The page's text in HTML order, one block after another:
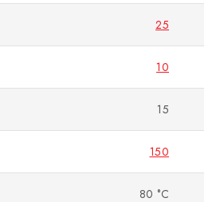
25
10
15
150
80 °C